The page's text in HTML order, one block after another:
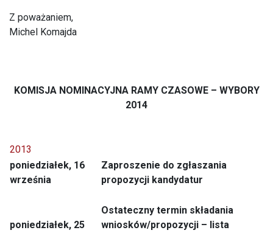
Z poważaniem,
Michel Komajda
KOMISJA NOMINACYJNA RAMY CZASOWE – WYBORY
2014
2013
poniedziałek, 16
września
Zaproszenie do zgłaszania
propozycji kandydatur
poniedziałek, 25
Ostateczny termin składania
wniosków/propozycji – lista